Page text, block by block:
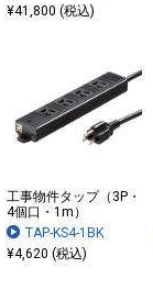
¥41,800 (税込)
工事物件タップ（3P・
4個口・1m）
TAP-KS4-1BK
¥4,620 (税込)